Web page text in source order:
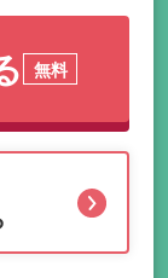
無料